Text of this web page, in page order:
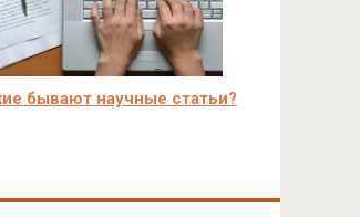
бывают научные статьи?